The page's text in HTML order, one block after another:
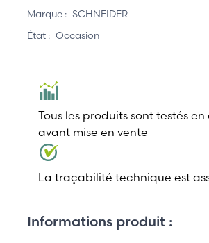
Marque : SCHNEIDER
État : Occasion
Tous les produits sont testés
avant mise en vente
La traçabilité technique est
Informations produit :